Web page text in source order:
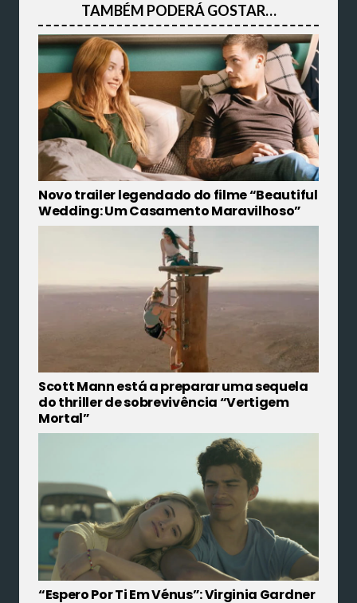
TAMBÉM PODERÁ GOSTAR…
Novo trailer legendado do filme “Beautiful
Wedding: Um Casamento Maravilhoso”
Scott Mann está a preparar uma sequela
do thriller de sobrevivência “Vertigem
Mortal”
“Espero Por Ti Em Vénus”: Virginia Gardner